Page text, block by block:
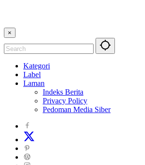
×
Kategori
Label
Laman
Indeks Berita
Privacy Policy
Pedoman Media Siber